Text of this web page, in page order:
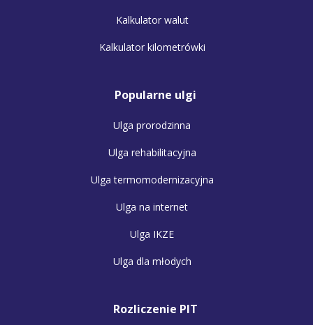
Kalkulator walut
Kalkulator kilometrówki
Popularne ulgi
Ulga prorodzinna
Ulga rehabilitacyjna
Ulga termomodernizacyjna
Ulga na internet
Ulga IKZE
Ulga dla młodych
Rozliczenie PIT